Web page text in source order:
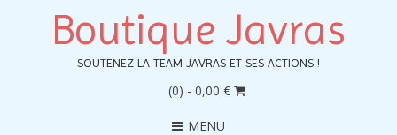
Boutique Javras
SOUTENEZ LA TEAM JAVRAS ET SES ACTIONS !
(0) - 0,00 €
MENU